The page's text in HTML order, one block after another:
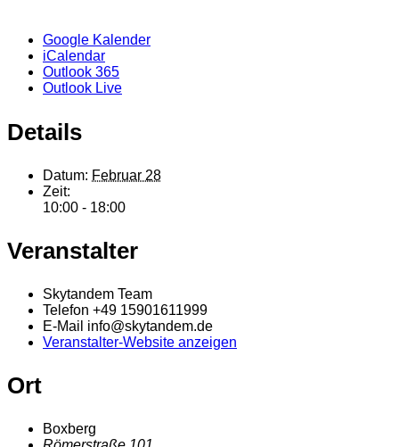
Google Kalender
iCalendar
Outlook 365
Outlook Live
Details
Datum: Februar 28
Zeit:
10:00 - 18:00
Veranstalter
Skytandem Team
Telefon +49 15901611999
E-Mail info@skytandem.de
Veranstalter-Website anzeigen
Ort
Boxberg